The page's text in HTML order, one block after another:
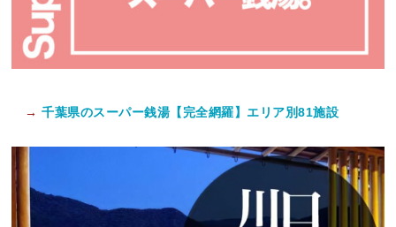
→ 千葉県のスーパー銭湯【完全網羅】エリア別81施設